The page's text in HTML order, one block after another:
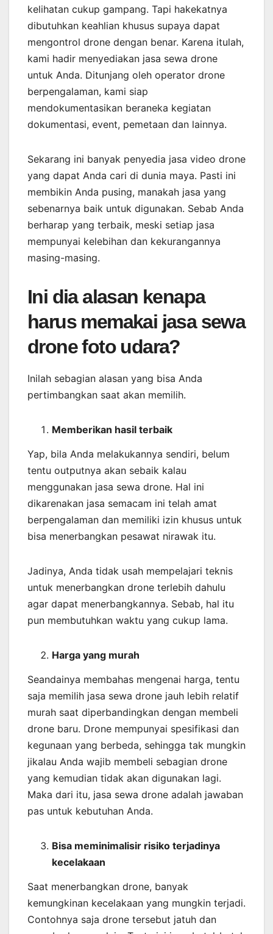
kelihatan cukup gampang. Tapi hakekatnya
dibutuhkan keahlian khusus supaya dapat
mengontrol drone dengan benar. Karena itulah,
kami hadir menyediakan jasa sewa drone
untuk Anda. Ditunjang oleh operator drone
berpengalaman, kami siap
mendokumentasikan beraneka kegiatan
dokumentasi, event, pemetaan dan lainnya.
Sekarang ini banyak penyedia jasa video drone
yang dapat Anda cari di dunia maya. Pasti ini
membikin Anda pusing, manakah jasa yang
sebenarnya baik untuk digunakan. Sebab Anda
berharap yang terbaik, meski setiap jasa
mempunyai kelebihan dan kekurangannya
masing-masing.
Ini dia alasan kenapa
harus memakai jasa sewa
drone foto udara?
Inilah sebagian alasan yang bisa Anda
pertimbangkan saat akan memilih.
Memberikan hasil terbaik
Yap, bila Anda melakukannya sendiri, belum
tentu outputnya akan sebaik kalau
menggunakan jasa sewa drone. Hal ini
dikarenakan jasa semacam ini telah amat
berpengalaman dan memiliki izin khusus untuk
bisa menerbangkan pesawat nirawak itu.
Jadinya, Anda tidak usah mempelajari teknis
untuk menerbangkan drone terlebih dahulu
agar dapat menerbangkannya. Sebab, hal itu
pun membutuhkan waktu yang cukup lama.
Harga yang murah
Seandainya membahas mengenai harga, tentu
saja memilih jasa sewa drone jauh lebih relatif
murah saat diperbandingkan dengan membeli
drone baru. Drone mempunyai spesifikasi dan
kegunaan yang berbeda, sehingga tak mungkin
jikalau Anda wajib membeli sebagian drone
yang kemudian tidak akan digunakan lagi.
Maka dari itu, jasa sewa drone adalah jawaban
pas untuk kebutuhan Anda.
Bisa meminimalisir risiko terjadinya
kecelakaan
Saat menerbangkan drone, banyak
kemungkinan kecelakaan yang mungkin terjadi.
Contohnya saja drone tersebut jatuh dan